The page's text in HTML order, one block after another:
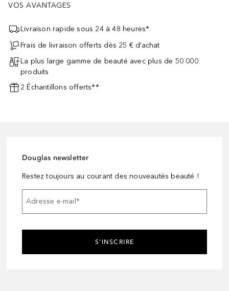
VOS AVANTAGES
Livraison rapide sous 24 à 48 heures*
Frais de livraison offerts dès 25 € d’achat
La plus large gamme de beauté avec plus de 50 000
produits
2 Échantillons offerts**
Douglas newsletter
Restez toujours au courant des nouveautés beauté !
Adresse e-mail*
S'INSCRIRE